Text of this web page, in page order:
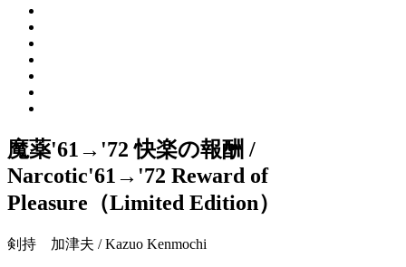
魔薬'61→'72 快楽の報酬 /
Narcotic'61→'72 Reward of
Pleasure（Limited Edition）
剣持 加津夫 / Kazuo Kenmochi